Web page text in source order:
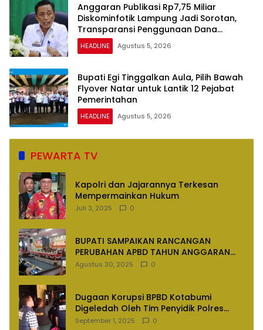
Anggaran Publikasi Rp7,75 Miliar
Diskominfotik Lampung Jadi Sorotan,
Transparansi Penggunaan Dana
Dipertanyakan
HEADLINE Agustus 5, 2026
Bupati Egi Tinggalkan Aula, Pilih Bawah
Flyover Natar untuk Lantik 12 Pejabat
Pemerintahan
HEADLINE Agustus 5, 2026
PEWARTA TV
Kapolri dan Jajarannya Terkesan
Mempermainkan Hukum
Juli 3, 2025 0
BUPATI SAMPAIKAN RANCANGAN
PERUBAHAN APBD TAHUN ANGGARAN
2025
Agustus 30, 2025 0
Dugaan Korupsi BPBD Kotabumi
Digeledah Oleh Tim Penyidik Polres
Lampung Utara
September 1, 2025 0